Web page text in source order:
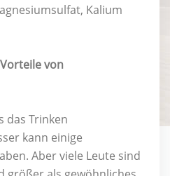
Kalium
von
das Trinken
kann einige
Aber viele Leute sind